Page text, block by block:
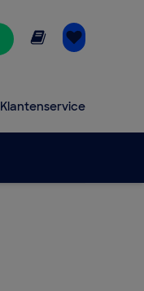
Online lezen
Klantenservice